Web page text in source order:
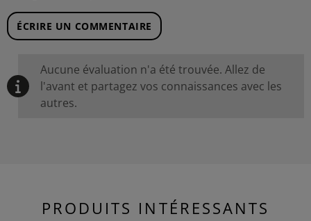
ÉCRIRE UN COMMENTAIRE
Aucune évaluation n'a été trouvée. Allez de
l'avant et partagez vos connaissances avec les
autres.
PRODUITS INTÉRESSANTS